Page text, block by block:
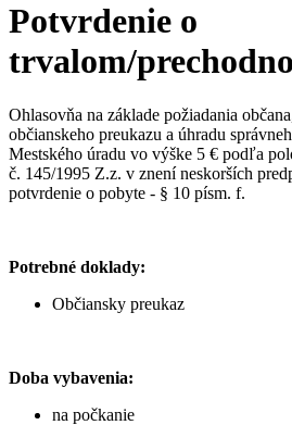
Potvrdenie o
trvalom/
Ohlasovňa na základe požiadania
občianskeho preukazu a úhradu
Mestského úradu vo výške 5 € podľa
č. 145/1995 Z.z. v znení neskorších
potvrdenie o pobyte - § 10 písm. f.
Potrebné doklady:
Občiansky preukaz
Doba vybavenia:
na počkanie